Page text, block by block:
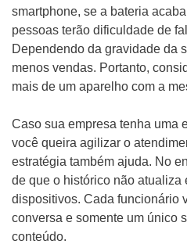
smartphone, se a bateria
pessoas terão dificuldade de
Dependendo da gravidade da
menos vendas. Portanto,
mais de um aparelho com a
Caso sua empresa tenha uma
você queira agilizar o
estratégia também ajuda. No
de que o histórico não atualiza
dispositivos. Cada funcionário
conversa e somente um único
conteúdo.